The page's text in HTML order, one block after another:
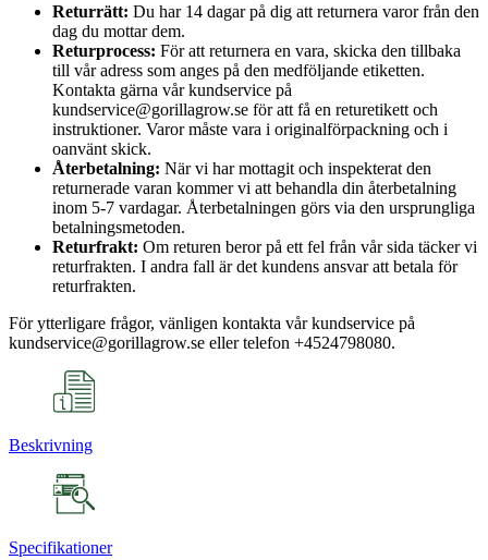
Returrätt: Du har 14 dagar på dig att returnera varor från den
dag du mottar dem.
Returprocess: För att returnera en vara, skicka den tillbaka
till vår adress som anges på den medföljande etiketten.
Kontakta gärna vår kundservice på
kundservice@gorillagrow.se för att få en returetikett och
instruktioner. Varor måste vara i originalförpackning och i
oanvänt skick.
Återbetalning: När vi har mottagit och inspekterat den
returnerade varan kommer vi att behandla din återbetalning
inom 5-7 vardagar. Återbetalningen görs via den ursprungliga
betalningsmetoden.
Returfrakt: Om returen beror på ett fel från vår sida täcker vi
returfrakten. I andra fall är det kundens ansvar att betala för
returfrakten.
För ytterligare frågor, vänligen kontakta vår kundservice på
kundservice@gorillagrow.se eller telefon +4524798080.
Beskrivning
Specifikationer